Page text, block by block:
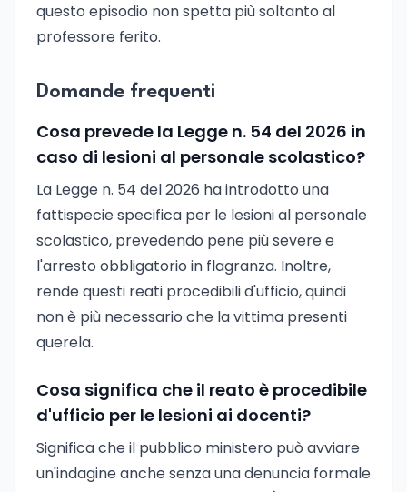
questo episodio non spetta più soltanto al
professore ferito.
Domande frequenti
Cosa prevede la Legge n. 54 del 2026 in
caso di lesioni al personale scolastico?
La Legge n. 54 del 2026 ha introdotto una
fattispecie specifica per le lesioni al personale
scolastico, prevedendo pene più severe e
l'arresto obbligatorio in flagranza. Inoltre,
rende questi reati procedibili d'ufficio, quindi
non è più necessario che la vittima presenti
querela.
Cosa significa che il reato è procedibile
d'ufficio per le lesioni ai docenti?
Significa che il pubblico ministero può avviare
un'indagine anche senza una denuncia formale